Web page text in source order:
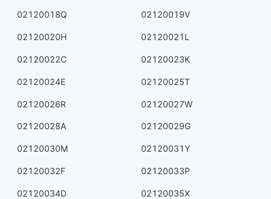
02120018Q 02120019V
02120020H 02120021L
02120022C 02120023K
02120024E 02120025T
02120026R 02120027W
02120028A 02120029G
02120030M 02120031Y
02120032F 02120033P
02120034D 02120035X